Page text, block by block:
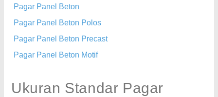
Pagar Panel Beton
Pagar Panel Beton Polos
Pagar Panel Beton Precast
Pagar Panel Beton Motif
Ukuran Standar Pagar